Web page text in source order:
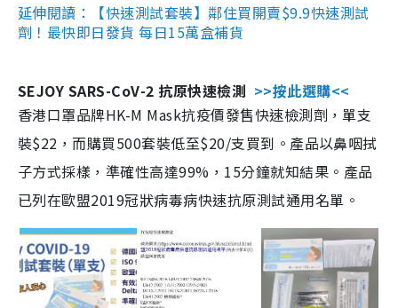
延伸閱讀：【快速測試套裝】鄰住買開賣$9.9快速測試
劑！最快即日發貨 每日15萬盒補貨
SEJOY SARS-CoV-2 抗原快速檢測 >>按此選購<<
香港口罩品牌HK-M Mask抗疫價發售快速檢測劑，單支
裝$22，而購買500套裝低至$20/支買到。產品以鼻咽拭
子方式採樣，準確性高達99%，15分鐘就知結果。產品
已列在歐盟2019冠狀病毒病快速抗原測試通用名單。